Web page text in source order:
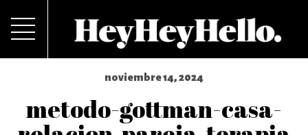
noviembre 14, 2024
metodo-gottman-casa-